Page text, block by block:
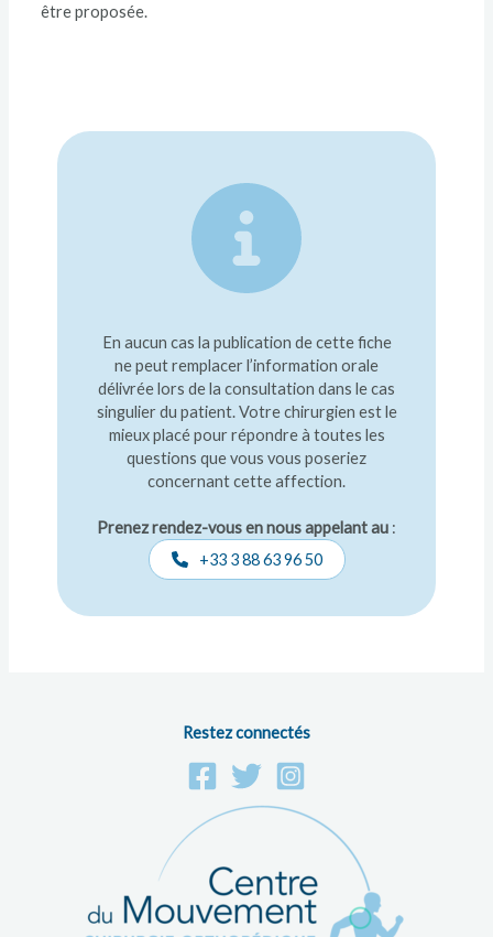
être proposée.
En aucun cas la publication de cette fiche
ne peut remplacer l’information orale
délivrée lors de la consultation dans le cas
singulier du patient. Votre chirurgien est le
mieux placé pour répondre à toutes les
questions que vous vous poseriez
concernant cette affection.
Prenez rendez-vous en nous appelant au :
+33 3 88 63 96 50
Restez connectés